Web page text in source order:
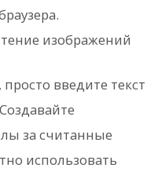
изображений
введите текст
за считанные
использовать